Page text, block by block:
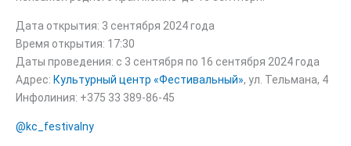
Дата открытия: 3 сентября 2024 года
Время открытия: 17:30
Даты проведения: с 3 сентября по 16 сентября 2024 года
Адрес: Культурный центр «Фестивальный», ул. Тельмана, 4
Инфолиния: +375 33 389-86-45
@kc_festivalny